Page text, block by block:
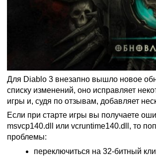
Для Diablo 3 внезапно вышло новое
списку изменений, оно исправляет
игры и, судя по отзывам, добавляет
Если при старте игры вы получаете
msvcp140.dll или vcruntime140.dll, то
проблемы:
переключиться на 32-битный